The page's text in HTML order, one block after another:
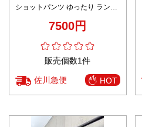
ショットパンツ ゆったり ランニ
7500円
販売個数1件
佐川急便 HOT